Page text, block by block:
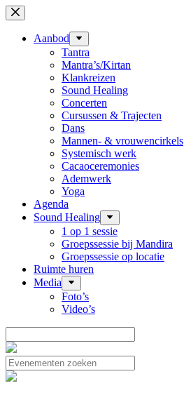
Ga
naar
Aanbod
Tantra
Mantra’s/Kirtan
Klankreizen
Sound Healing
Concerten
Cursussen & Trajecten
Dans
Mannen- & vrouwencirkels
Systemisch werk
Cacaoceremonies
Ademwerk
Yoga
Agenda
Sound Healing
1 op 1 sessie
Groepssessie bij Mandira
Groepssessie op locatie
Ruimte huren
Media
Foto’s
Video’s